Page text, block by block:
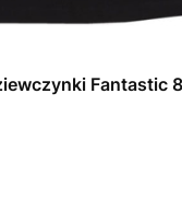
Fantastic